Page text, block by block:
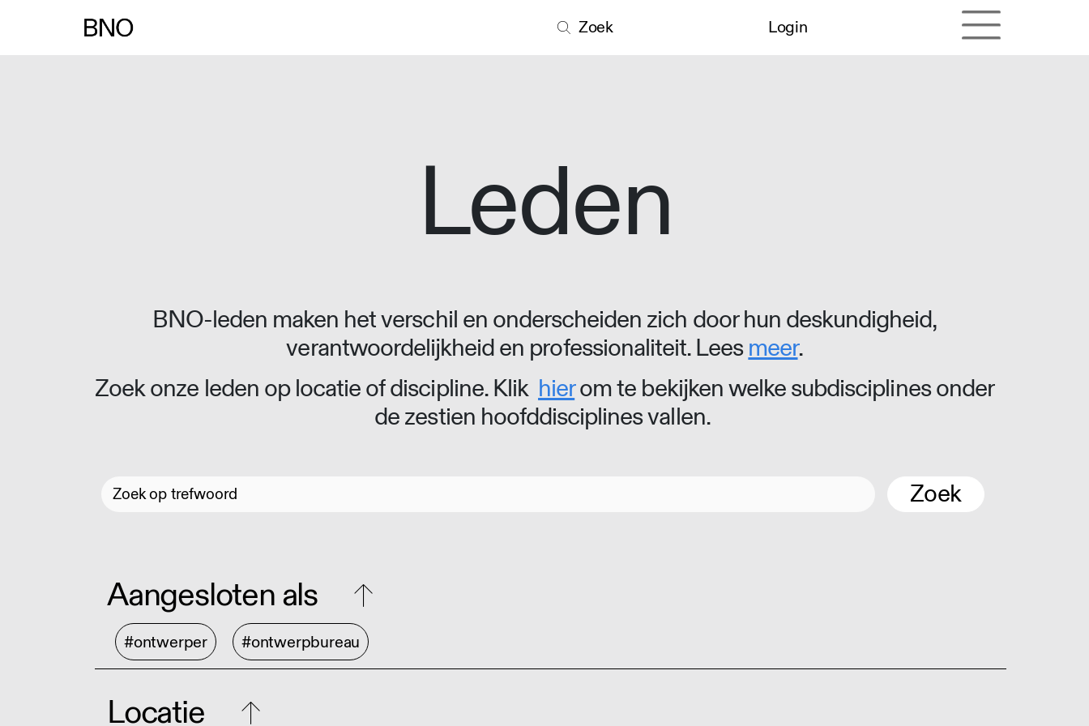
Zoek Login
Leden
BNO-leden maken het verschil en onderscheiden zich door hun deskundigheid,
verantwoordelijkheid en professionaliteit. Leesmeer.
Zoek onze leden op locatie of discipline. Klik hierom te bekijken welke subdisciplines onder
de zestien hoofddisciplines vallen.
Zoek
Aangesloten als
#ontwerper #ontwerpbureau
Locatie